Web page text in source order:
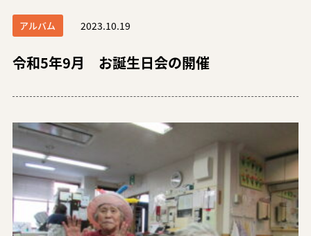
アルバム 2023.10.19
令和5年9月 お誕生日会の開催